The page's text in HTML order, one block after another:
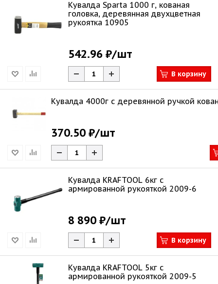
Кувалда Sparta 1000 г, кованая
головка, деревянная двухцветная
рукоятка 10905
542.96 ₽/шт
В корзину
Кувалда 4000г с деревянной ручкой
370.50 ₽/шт
Кувалда KRAFTOOL 6кг c
армированной рукояткой 2009-6
8 890 ₽/шт
В корзину
Кувалда KRAFTOOL 5кг c
армированной рукояткой 2009-5